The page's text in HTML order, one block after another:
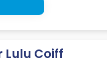
Lulu Coiff